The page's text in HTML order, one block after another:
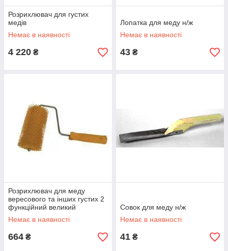
Розрихлювач для густих
медів
Немає в наявності
4 220 ₴
Лопатка для меду н/ж
Немає в наявності
43 ₴
Розрихлювач для меду
вересового та інших густих 2
функційний великий
Немає в наявності
664 ₴
Совок для меду н/ж
Немає в наявності
41 ₴